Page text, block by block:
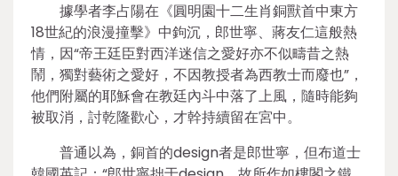
據學者李占陽在《圓明園十二生肖銅獸首中東方
18世紀的浪漫撞擊》中鉤沉，郎世寧、蔣友仁這般熱
情，因“帝王廷臣對西洋迷信之愛好亦不似疇昔之熱
鬧，獨對藝術之愛好，不因教授者為西教士而廢也”，
他們附屬的耶穌會在教廷內斗中落了上風，隨時能夠
被取消，討乾隆歡心，才幹持續留在宮中。
普通以為，銅首的design者是郎世寧，但布道士